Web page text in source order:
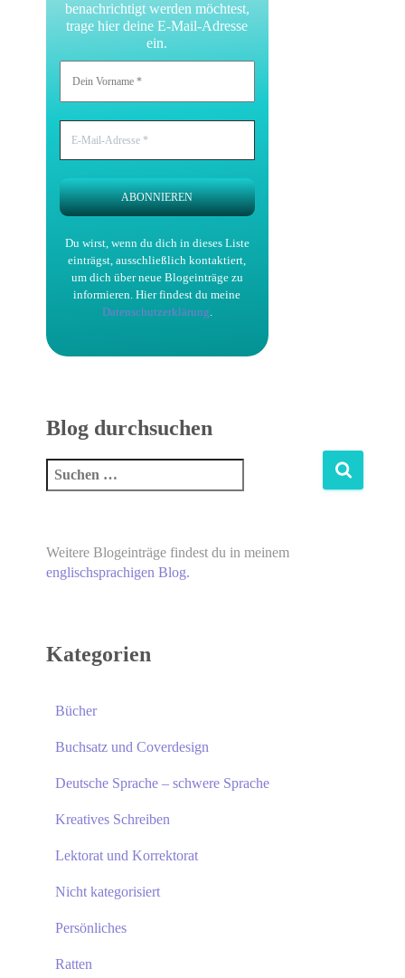
benachrichtigt werden möchtest,
trage hier deine E-Mail-Adresse
ein.
Du wirst, wenn du dich in dieses Liste
einträgst, ausschließlich kontaktiert,
um dich über neue Blogeinträge zu
informieren.Hier findest du meine
Datenschutzerklärung.
Blog durchsuchen
Weitere Blogeinträge findest du in meinem
englischsprachigen Blog.
Kategorien
Bücher
Buchsatz und Coverdesign
Deutsche Sprache – schwere Sprache
Kreatives Schreiben
Lektorat und Korrektorat
Nicht kategorisiert
Persönliches
Ratten